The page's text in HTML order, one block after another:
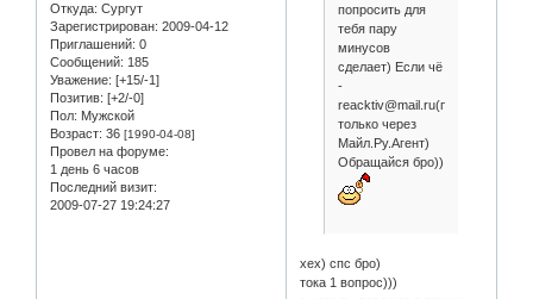
Откуда: Сургут
Зарегистрирован: 2009-04-12
Приглашений: 0
Сообщений: 185
Уважение: [+15/-1]
Позитив: [+2/-0]
Пол: Мужской
Возраст: 36 [1990-04-08]
Провел на форуме:
1 день 6 часов
Последний визит:
2009-07-27 19:24:27
попросить для
тебя пару
минусов
сделает) Если чё
-
reacktiv@mail.ru(писаться
только через
Майл.Ру.Агент)
Обращайся бро))
хех) спс бро)
тока 1 вопрос)))